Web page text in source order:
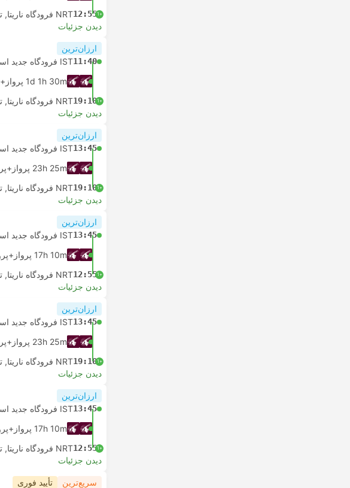
+1
12:55NRT فرودگاه ناریتا, توکیو
دیدن جزئیات
ارزان‌ترین
11:40IST فرودگاه جدید استانبول
1d 1h 30m پرواز+پرواز.
+1
19:10NRT فرودگاه ناریتا, توکیو
دیدن جزئیات
ارزان‌ترین
13:45IST فرودگاه جدید استانبول
23h 25m پرواز+پرواز.
+1
19:10NRT فرودگاه ناریتا, توکیو
دیدن جزئیات
ارزان‌ترین
13:45IST فرودگاه جدید استانبول
17h 10m پرواز+پرواز.
+1
12:55NRT فرودگاه ناریتا, توکیو
دیدن جزئیات
ارزان‌ترین
13:45IST فرودگاه جدید استانبول
23h 25m پرواز+پرواز.
+1
19:10NRT فرودگاه ناریتا, توکیو
دیدن جزئیات
ارزان‌ترین
13:45IST فرودگاه جدید استانبول
17h 10m پرواز+پرواز.
+1
12:55NRT فرودگاه ناریتا, توکیو
دیدن جزئیات
سریع‌ترین تأیید فوری